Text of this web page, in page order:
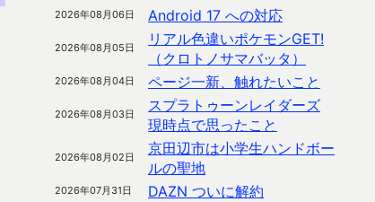
2026年08月06日 Android 17 への対応
2026年08月05日
リアル色違いポケモンGET!
（クロトノサマバッタ）
2026年08月04日 ページ一新、触れたいこと
2026年08月03日
スプラトゥーンレイダーズ
現時点で思ったこと
2026年08月02日
京田辺市は小学生ハンドボー
ルの聖地
2026年07月31日
DAZN ついに解約